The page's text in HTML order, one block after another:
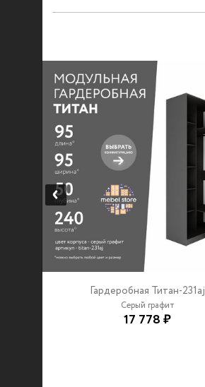
Гардеробная Титан-231aj
Серый графит
17 778 ₽